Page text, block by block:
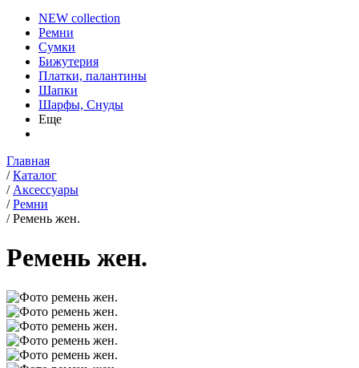
NEW collection
Ремни
Сумки
Бижутерия
Платки, палантины
Шапки
Шарфы, Снуды
Еще
Главная
/ Каталог
/ Аксессуары
/ Ремни
/ Ремень жен.
Ремень жен.